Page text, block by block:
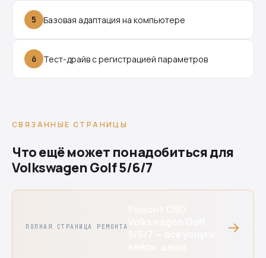
5 Базовая адаптация на компьютере
6 Тест-драйв с регистрацией параметров
СВЯЗАННЫЕ СТРАНИЦЫ
Что ещё может понадобиться для
Volkswagen Golf 5/6/7
ПОЛНАЯ СТРАНИЦА РЕМОНТА →